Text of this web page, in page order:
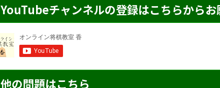
YouTubeチャンネルの登録はこちらからお
他の問題はこちら
説